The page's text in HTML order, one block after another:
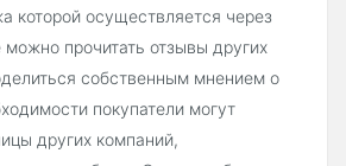
которой осуществляется через
прочитать отзывы других
собственным мнением о
покупатели могут
других компаний,